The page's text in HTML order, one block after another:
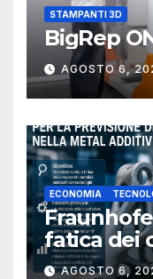
STAMPANTI 3D
BigRep
AGOSTO 6,
ECONOMIA
fatica dei
metallici
AGOSTO 6,